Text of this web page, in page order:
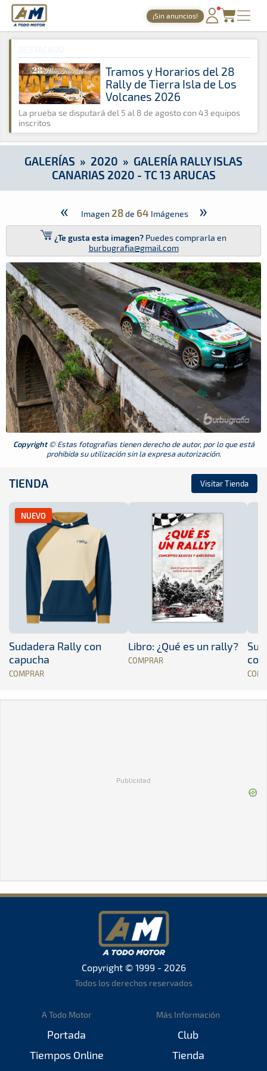
A Todo Motor · Revista del motor desde 1999
¡Sin anuncios!
PORTADA
TIEMPOS ONLINE
NOTICIAS
AGENDA
GALERÍAS
TIENDA
ARCHIVO
A Todo Motor » Galerías » 2020 » Galería Rally Islas Canarias
Tramos y Horarios del 28
Rally de Tierra Isla de Los
Volcanes 2026
La prueba se disputará del 5 al 8 de agosto con 43 equipos
inscritos
GALERÍAS » 2020 » GALERÍA RALLY ISLAS
CANARIAS 2020 - TC 13 ARUCAS
« Imagen 28de 64 Imágenes »
¿Te gusta esta imagen? Puedes comprarla en
burbugrafia@gmail.com
Copyright© Estas fotografias tienen derecho de autor, por lo que está
prohibida su utilización sin la expresa autorización.
TIENDA Visitar Tienda
NUEVO
Sudadera Rally con
capucha
COMPRAR
Libro: ¿Qué es un rally?
COMPRAR
Publicidad
Copyright © 1999 - 2026
Todos los derechos reservados
A Todo Motor
Portada
Tiempos Online
Más Información
Club
Tienda